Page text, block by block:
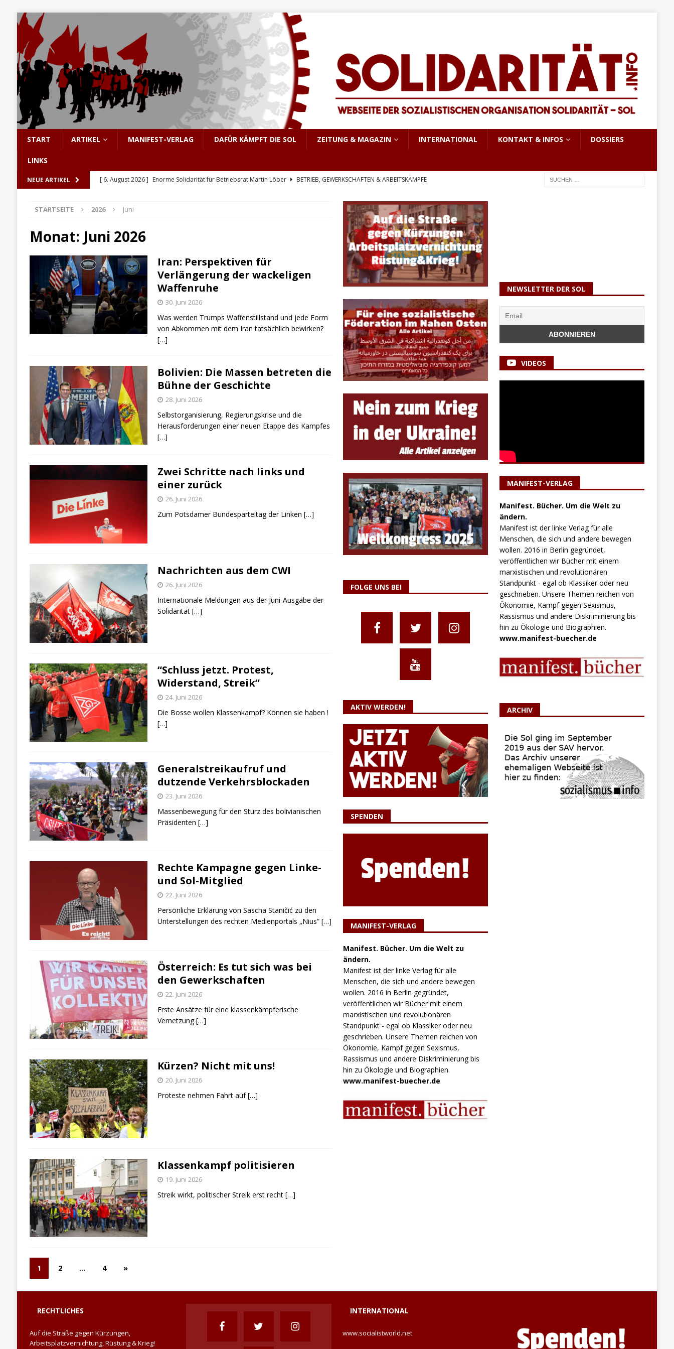
START ARTIKEL MANIFEST-VERLAG DAFÜR KÄMPFT DIE SOL ZEITUNG & MAGAZIN INTERNATIONAL KONTAKT & INFOS DOSSIERS
LINKS
NEUE ARTIKEL [ 6. August 2026 ] Enorme Solidarität für Betriebsrat Martin Löber
BETRIEB, GEWERKSCHAFTEN & ARBEITSKÄMPFE
[ 5. August 2026 ]
THEORIE & GESCHICHTE
[ 4. August 2026 ]
BETRIEB, GEWERKSCHAFTEN & ARBEITSKÄMPFE
STARTSEITE 2026 Juni
Monat: Juni 2026
Iran: Perspektiven für
Verlängerung der wackeligen
Waffenruhe
30. Juni 2026
Was werden Trumps Waffenstillstand und jede Form
von Abkommen mit dem Iran tatsächlich bewirken?
[…]
Bolivien: Die Massen betreten die
Bühne der Geschichte
28. Juni 2026
Selbstorganisierung, Regierungskrise und die
Herausforderungen einer neuen Etappe des Kampfes
[…]
Zwei Schritte nach links und
einer zurück
26. Juni 2026
Zum Potsdamer Bundesparteitag der Linken […]
Nachrichten aus dem CWI
26. Juni 2026
Internationale Meldungen aus der Juni-Ausgabe der
Solidarität […]
“Schluss jetzt. Protest,
Widerstand, Streik”
24. Juni 2026
Die Bosse wollen Klassenkampf? Können sie haben !
[…]
Generalstreikaufruf und
dutzende Verkehrsblockaden
23. Juni 2026
Massenbewegung für den Sturz des bolivianischen
Präsidenten […]
Rechte Kampagne gegen Linke-
und Sol-Mitglied
22. Juni 2026
Persönliche Erklärung von Sascha Staničić zu den
Unterstellungen des rechten Medienportals „Nius“ […]
Österreich: Es tut sich was bei
den Gewerkschaften
22. Juni 2026
Erste Ansätze für eine klassenkämpferische
Vernetzung[…]
Kürzen? Nicht mit uns!
20. Juni 2026
Proteste nehmen Fahrt auf[…]
Klassenkampf politisieren
19. Juni 2026
Streik wirkt, politischer Streik erst recht […]
1 2 … 4 »
FOLGE UNS BEI
AKTIV WERDEN!
SPENDEN
MANIFEST-VERLAG
Manifest. Bücher. Um die Welt zu
ändern.
Manifest ist der linke Verlag für alle
Menschen, die sich und andere bewegen
wollen. 2016 in Berlin gegründet,
veröffentlichen wir Bücher mit einem
marxistischen und revolutionären
Standpunkt - egal ob Klassiker oder neu
geschrieben. Unsere Themen reichen von
Ökonomie, Kampf gegen Sexismus,
Rassismus und andere Diskriminierung bis
hin zu Ökologie und Biographien.
www.manifest-buecher.de
NEWSLETTER DER SOL
VIDEOS
MANIFEST-VERLAG
Manifest. Bücher. Um die Welt zu
ändern.
Manifest ist der linke Verlag für alle
Menschen, die sich und andere bewegen
wollen. 2016 in Berlin gegründet,
veröffentlichen wir Bücher mit einem
marxistischen und revolutionären
Standpunkt - egal ob Klassiker oder neu
geschrieben. Unsere Themen reichen von
Ökonomie, Kampf gegen Sexismus,
Rassismus und andere Diskriminierung bis
hin zu Ökologie und Biographien.
www.manifest-buecher.de
ARCHIV
RECHTLICHES
Auf die Straße gegen Kürzungen,
Arbeitsplatzvernichtung, Rüstung & Krieg!
INTERNATIONAL
www.socialistworld.net